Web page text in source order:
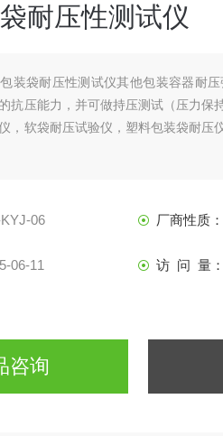
耐压性测试仪
装袋耐压性测试仪其他包装容器耐
抗压能力，并可做持压测试（压力保
，软袋耐压试验仪，塑料包装袋耐压
06 厂商性质：
06-11 访 问 量：
咨询